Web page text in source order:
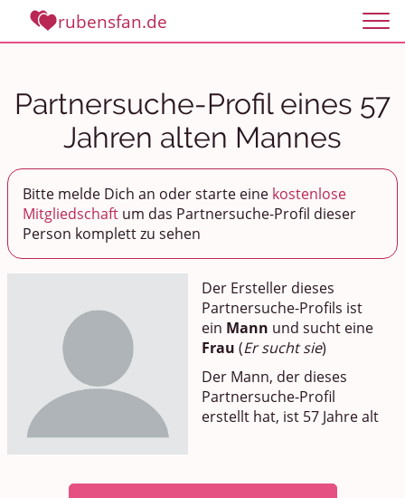
rubensfan.de
Partnersuche-Profil eines 57
Jahren alten Mannes
Bitte melde Dich an oder starte eine kostenlose
Mitgliedschaft um das Partnersuche-Profil dieser
Person komplett zu sehen
Der Ersteller dieses
Partnersuche-Profils ist
ein Mann und sucht eine
Frau (Er sucht sie)
Der Mann, der dieses
Partnersuche-Profil
erstellt hat, ist 57 Jahre alt